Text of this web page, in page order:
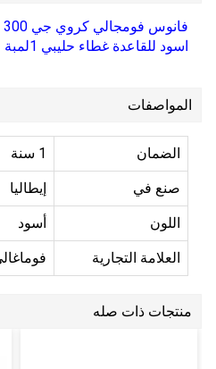
اسود للقاعدة غطاء حليبي 1لمبة لون إضاءة أصفر
المواصفات
الضمان 1 سنة
صنع في إيطاليا
اللون أسود
العلامة التجارية
منتجات ذات صله